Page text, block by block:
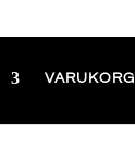
VARUKORG